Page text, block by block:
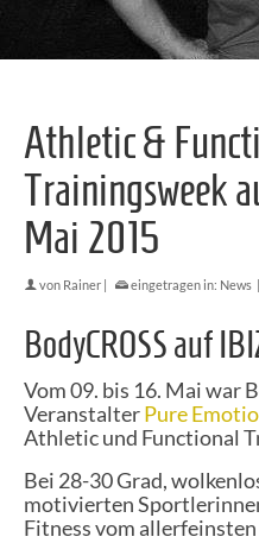
Athletic &
Trainingsweek
Mai 2015
von Rainer | eingetragen in: News |
BodyCROSS auf
Vom 09. bis 16. Mai war
VeranstalterPure
Athletic und Functional
Bei 28-30 Grad,
motivierten
Fitness vom